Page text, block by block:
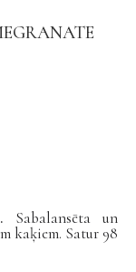
Sabalansēta un
kaķiem. Satur 98